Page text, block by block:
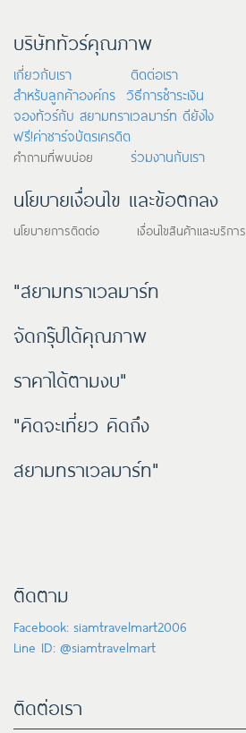
บริษัททัวร์คุณภาพ
เกี่ยวกับเรา
ติดต่อเรา
สำหรับลูกค้าองค์กร วิธีการชำระเงิน
จองทัวร์กับ สยามทราเวลมาร์ท ดียังไง
ฟรี!ค่าชาร์จบัตรเครดิต
คำถามที่พบบ่อย ร่วมงานกับเรา
นโยบายเงื่อนไข และข้อตกลง
นโยบายการติดต่อ เงื่อนไขสินค้าและบริการ
"สยามทราเวลมาร์ท
จัดกรุ๊ปได้คุณภาพ
ราคาได้ตามงบ"
"คิดจะเที่ยว คิดถึง
สยามทราเวลมาร์ท"
ติดตาม
Facebook: siamtravelmart2006
Line ID: @siamtravelmart
ติดต่อเรา